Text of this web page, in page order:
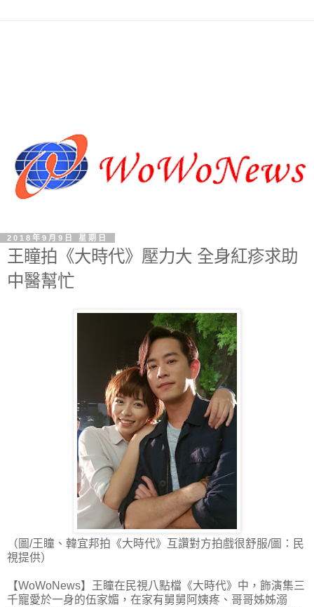
2018年9月9日 星期日
王瞳拍《大時代》壓力大 全身紅疹求助
中醫幫忙
（圖/王瞳、韓宜邦拍《大時代》互讚對方拍戲很舒服/圖：民
視提供）
【WoWoNews】王瞳在民視八點檔《大時代》中，飾演集三
千寵愛於一身的伍家媚，在家有舅舅阿姨疼、哥哥姊姊溺